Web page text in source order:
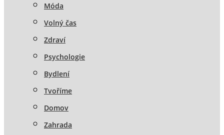
Móda
Volný čas
Zdraví
Psychologie
Bydlení
Tvoříme
Domov
Zahrada